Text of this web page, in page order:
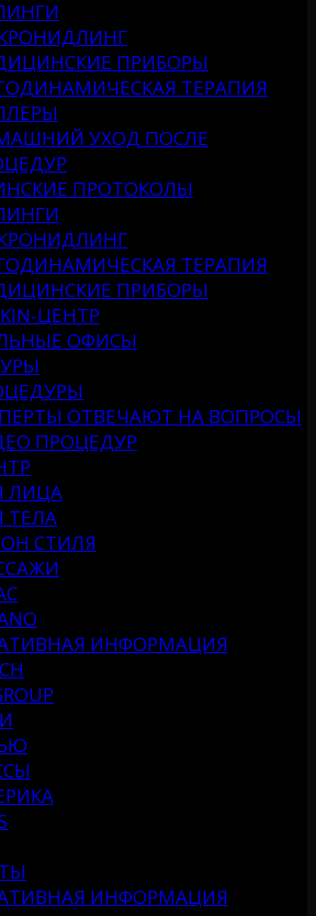
ПРИБОРЫ
ТЕРАПИЯ
УХОД ПОСЛЕ
ПРОТОКОЛЫ
ТЕРАПИЯ
ПРИБОРЫ
ЦЕНТР
ОФИСЫ
ОТВЕЧАЮТ НА ВОПРОСЫ
ПРОЦЕДУР
ЛИЦА
ТЕЛА
СТИЛЯ
ИНФОРМАЦИЯ
ИНФОРМАЦИЯ